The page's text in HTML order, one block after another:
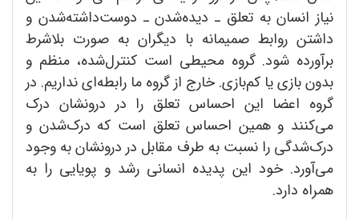
نیاز انسان به تعلق ـ دیده‌شدن ـ دوست‌داشته‌شدن و
داشتن روابط صمیمانه با دیگران به صورت بلاشرط
برآورده شود. گروه محیطی است کنترل‌شده، منظم و
بدون بازی یا کم‌بازی. خارج از گروه ما رابطه‌ای نداریم. در
گروه اعضا این احساس تعلق را در درونشان درک
می‌کنند و همین احساس تعلق است که درک‌شدن و
درک‌شدگی را نسبت به طرف مقابل در درونشان به وجود
می‌آورد. خود این پدیده انسانی رشد و پویایی را به
همراه دارد.